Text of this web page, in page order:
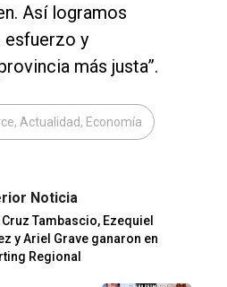
Así logramos
y
más justa”.
Actualidad, Economía
Noticia
Tambascio, Ezequiel
y Ariel Grave ganaron en
Regional